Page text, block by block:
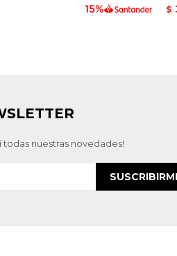
$
todas nuestras novedades!